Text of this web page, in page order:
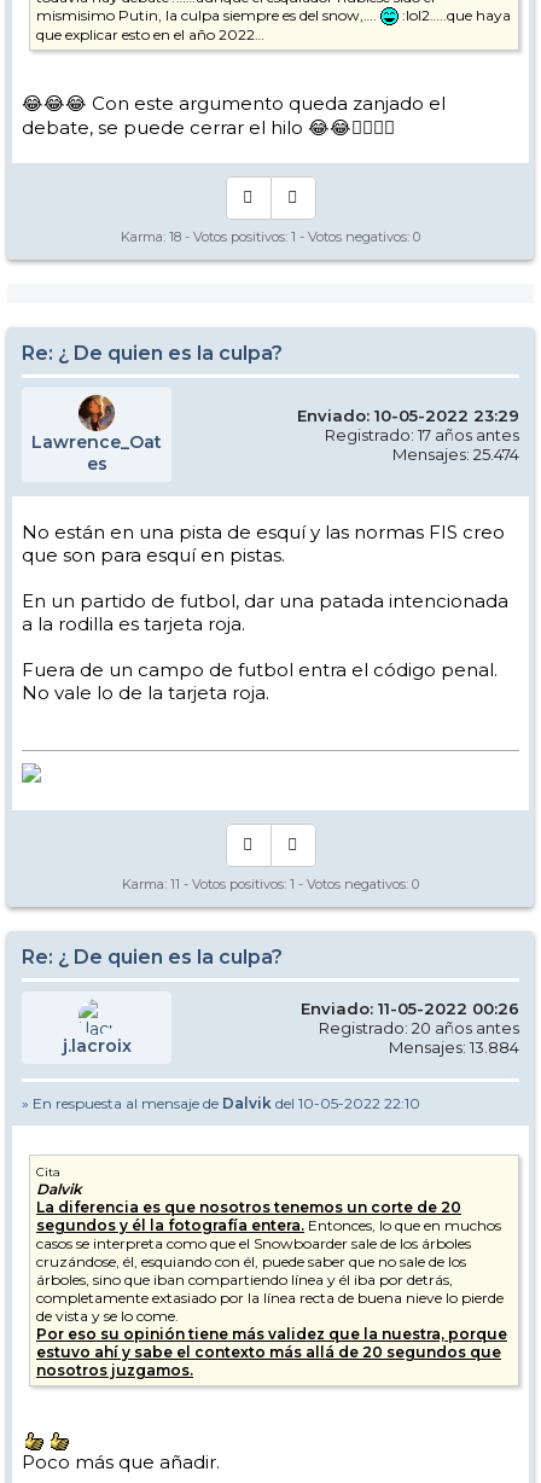
mismisimo Putin, la culpa siempre es del snow,….
:lol2…..que haya
que explicar esto en el año 2022…
😂😂😂 Con este argumento queda zanjado el
debate, se puede cerrar el hilo 😂😂👍🏼👍🏼
Karma: 18 - Votos positivos: 1 - Votos negativos: 0
Re: ¿ De quien es la culpa?
Lawrence_Oat
es
Enviado: 10-05-2022 23:29
Registrado: 17 años antes
Mensajes: 25.474
No están en una pista de esquí y las normas FIS creo
que son para esquí en pistas.
En un partido de futbol, dar una patada intencionada
a la rodilla es tarjeta roja.
Fuera de un campo de futbol entra el código penal.
No vale lo de la tarjeta roja.
Karma: 11 - Votos positivos: 1 - Votos negativos: 0
Re: ¿ De quien es la culpa?
j.lacroix
Enviado: 11-05-2022 00:26
Registrado: 20 años antes
Mensajes: 13.884
» En respuesta al mensaje de Dalvik del 10-05-2022 22:10
Cita
Dalvik
La diferencia es que nosotros tenemos un corte de 20
segundos y él la fotografía entera. Entonces, lo que en muchos
casos se interpreta como que el Snowboarder sale de los árboles
cruzándose, él, esquiando con él, puede saber que no sale de los
árboles, sino que iban compartiendo línea y él iba por detrás,
completamente extasiado por la línea recta de buena nieve lo pierde
de vista y se lo come.
Por eso su opinión tiene más validez que la nuestra, porque
estuvo ahí y sabe el contexto más allá de 20 segundos que
nosotros juzgamos.
Poco más que añadir.